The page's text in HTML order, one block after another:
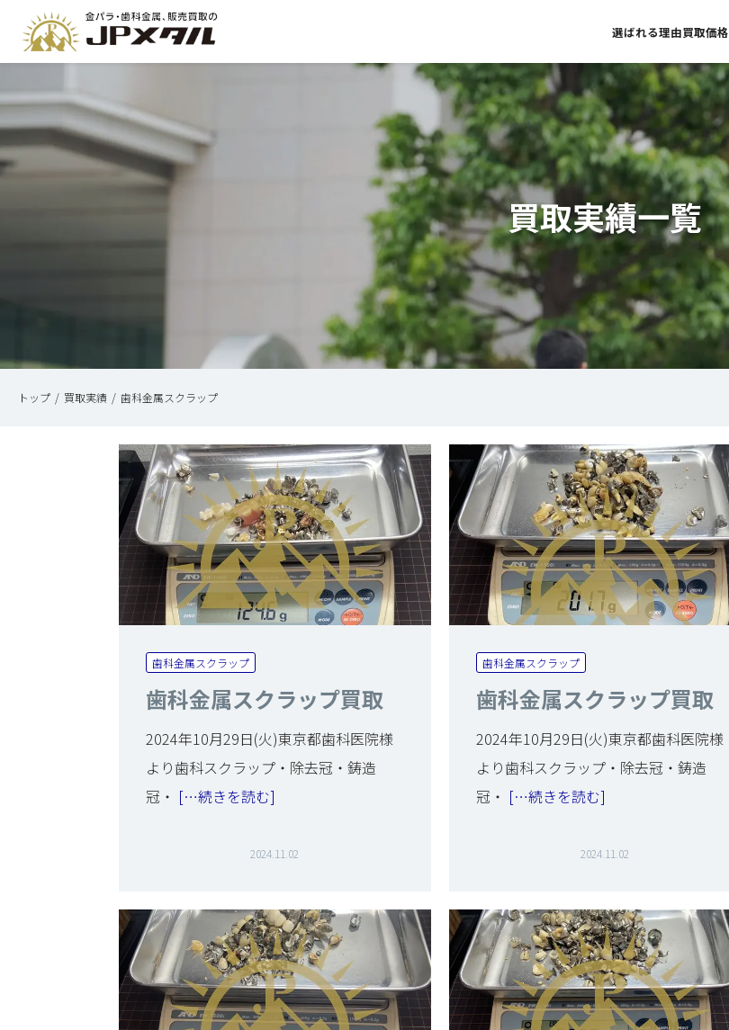
選ばれる理由買取価格
買取実績一覧
トップ 買取実績 歯科金属スクラップ
歯科金属スクラップ
歯科金属スクラップ買取
2024年10月29日(火)東京都歯科医院様
より歯科スクラップ・除去冠・鋳造
冠・ […続きを読む]
2024.11.02
歯科金属スクラップ
歯科金属スクラップ買取
2024年10月29日(火)東京都歯科医院様
より歯科スクラップ・除去冠・鋳造
冠・ […続きを読む]
2024.11.02